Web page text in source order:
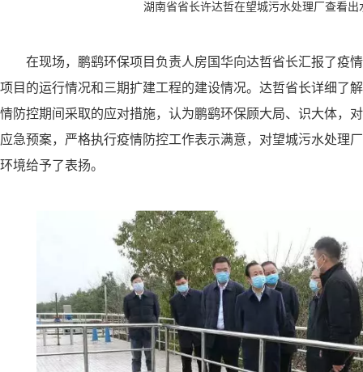
湖南省省长许达哲在望城污水处理厂查看出
在现场，鹏鹞环保项目负责人房国华向达哲省长汇报了疫
项目的运行情况和三期扩建工程的建设情况。达哲省长详细了
情防控期间采取的应对措施，认为鹏鹞环保顾大局、识大体，
应急预案，严格执行疫情防控工作表示满意，对望城污水处理
环境给予了表扬。